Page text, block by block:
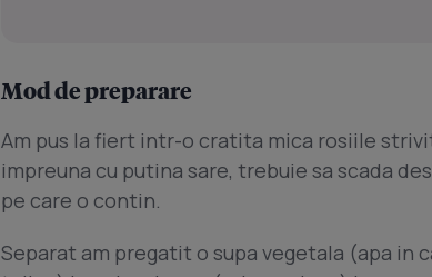
Mod de preparare
Am pus la fiert intr-o cratita mica rosiile
impreuna cu putina sare, trebuie sa scada
pe care o contin.
Separat am pregatit o supa vegetala (apa in